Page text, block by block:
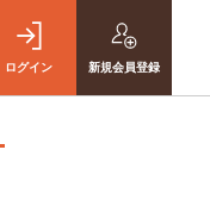
ログイン 新規会員登録